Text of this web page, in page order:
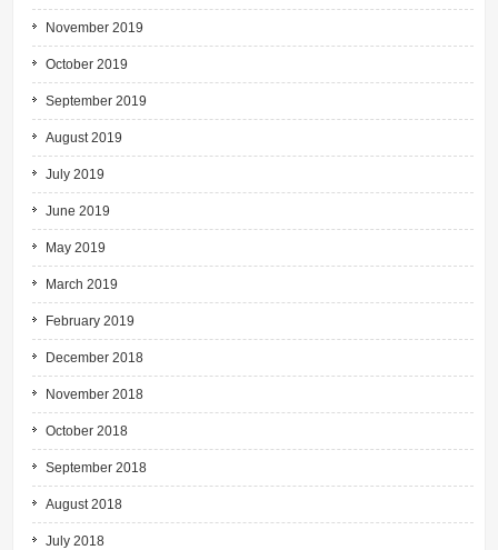
November 2019
October 2019
September 2019
August 2019
July 2019
June 2019
May 2019
March 2019
February 2019
December 2018
November 2018
October 2018
September 2018
August 2018
July 2018